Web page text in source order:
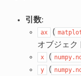
引数:
ax (
オブジェク
x (
y (